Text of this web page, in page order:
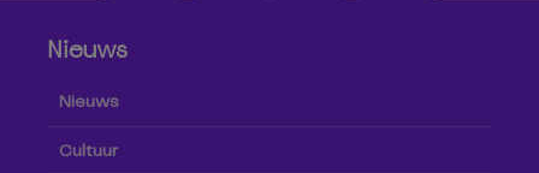
Nieuws
Nieuws
Cultuur